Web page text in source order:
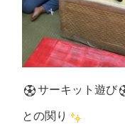
サーキット遊び
との関り